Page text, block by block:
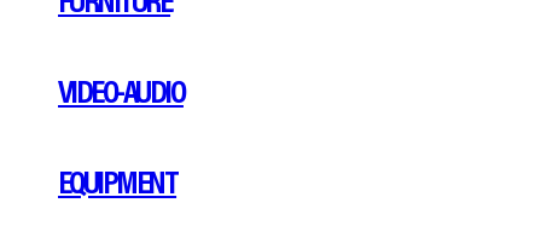
VIDEO-AUDIO
EQUIPMENT